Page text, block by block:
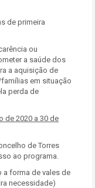
de primeira
ou
a saúde dos
a aquisição de
em situação
perda de
de 2020 a 30 de
de Torres
ao programa.
forma de vales de
necessidade)